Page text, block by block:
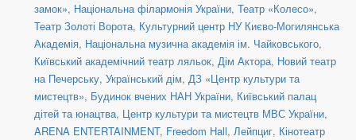
замок», Національна філармонія України, Театр «Колесо»,
Театр Золоті Ворота, Культурний центр НУ Києво-Могилянська
Академія, Національна музична академія ім. Чайковського,
Київський академічний театр ляльок, Дім Актора, Новий театр
на Печерську, Український дім, ДЗ «Центр культури та
мистецтв», Будинок вчених НАН України, Київський палац
дітей та юнацтва, Центр культури та мистецтв МВС України,
ARENA ENTERTAINMENT, Freedom Hall, Лейпциг, Кінотеатр